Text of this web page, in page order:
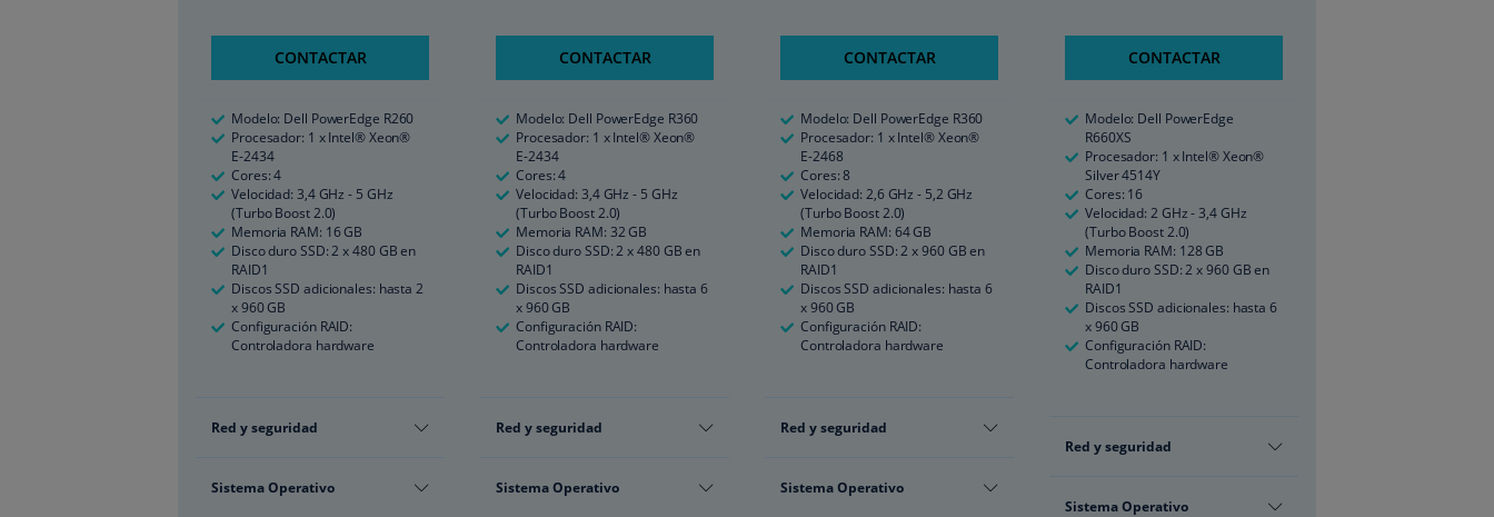
CONTACTAR
Modelo: Dell PowerEdge R260
Procesador: 1 x Intel® Xeon®
E-2434
Cores: 4
Velocidad: 3,4 GHz - 5 GHz
(Turbo Boost 2.0)
Memoria RAM: 16 GB
Disco duro SSD: 2 x 480 GB en
RAID1
Discos SSD adicionales: hasta 2
x 960 GB
Configuración RAID:
Controladora hardware
Red y seguridad
Sistema Operativo
CONTACTAR
Modelo: Dell PowerEdge R360
Procesador: 1 x Intel® Xeon®
E-2434
Cores: 4
Velocidad: 3,4 GHz - 5 GHz
(Turbo Boost 2.0)
Memoria RAM: 32 GB
Disco duro SSD: 2 x 480 GB en
RAID1
Discos SSD adicionales: hasta 6
x 960 GB
Configuración RAID:
Controladora hardware
Red y seguridad
Sistema Operativo
CONTACTAR
Modelo: Dell PowerEdge R360
Procesador: 1 x Intel® Xeon®
E-2468
Cores: 8
Velocidad: 2,6 GHz - 5,2 GHz
(Turbo Boost 2.0)
Memoria RAM: 64 GB
Disco duro SSD: 2 x 960 GB en
RAID1
Discos SSD adicionales: hasta 6
x 960 GB
Configuración RAID:
Controladora hardware
Red y seguridad
Sistema Operativo
CONTACTAR
Modelo: Dell PowerEdge
R660XS
Procesador: 1 x Intel® Xeon®
Silver 4514Y
Cores: 16
Velocidad: 2 GHz - 3,4 GHz
(Turbo Boost 2.0)
Memoria RAM: 128 GB
Disco duro SSD: 2 x 960 GB en
RAID1
Discos SSD adicionales: hasta 6
x 960 GB
Configuración RAID:
Controladora hardware
Red y seguridad
Sistema Operativo